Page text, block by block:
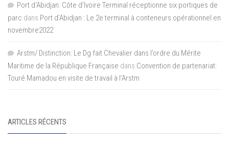
Port d'Abidjan: Côte d’Ivoire Terminal réceptionne six portiques de
parc dans Port d’Abidjan : Le 2e terminal à conteneurs opérationnel en
novembre2022
Arstm/ Distinction: Le Dg fait Chevalier dans l’ordre du Mérite
Maritime de la République Française dans Convention de partenariat:
Touré Mamadou en visite de travail à l’Arstm
ARTICLES RÉCENTS